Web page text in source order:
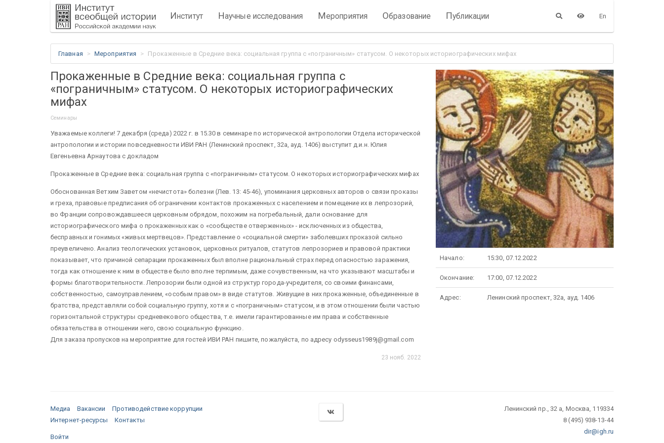
Институт Научные исследования Мероприятия Образование Публикации En
Главная Мероприятия Прокаженные в Средние века: социальная группа с «пограничным» статусом. О некоторых историографических мифах
Прокаженные в Средние века: социальная группа с
«пограничным» статусом. О некоторых историографических
мифах
Семинары
Уважаемые коллеги! 7 декабря (среда) 2022 г. в 15.30 в семинаре по исторической антропологии Отдела исторической
антропологии и истории повседневности ИВИ РАН (Ленинский проспект, 32а, ауд. 1406) выступит д.и.н. Юлия
Евгеньевна Арнаутова с докладом
Прокаженные в Средние века: социальная группа с «пограничным» статусом. О некоторых историографических мифах
Обоснованная Ветхим Заветом «нечистота» болезни (Лев. 13: 45-46), упоминания церковных авторов о связи проказы
и греха, правовые предписания об ограничении контактов прокаженных с населением и помещение их в лепрозорий,
во Франции сопровождавшееся церковным обрядом, похожим на погребальный, дали основание для
историографического мифа о прокаженных как о «сообществе отверженных» - исключенных из общества,
бесправных и гонимых «живых мертвецов». Представление о «социальной смерти» заболевших проказой сильно
преувеличено. Анализ теологических установок, церковных ритуалов, статутов лепрозориев и правовой практики
показывает, что причиной сепарации прокаженных был вполне рациональный страх перед опасностью заражения,
тогда как отношение к ним в обществе было вполне терпимым, даже сочувственным, на что указывают масштабы и
формы благотворительности. Лепрозории были одной из структур города-учредителя, со своими финансами,
собственностью, самоуправлением, «особым правом» в виде статутов. Живущие в них прокаженные, объединенные в
братства, представляли собой социальную группу, хотя и с «пограничным» статусом, и в этом отношении были частью
горизонтальной структуры средневекового общества, т.е. имели гарантированные им права и собственные
обязательства в отношении него, свою социальную функцию.
Для заказа пропусков на мероприятие для гостей ИВИ РАН пишите, пожалуйста, по адресу odysseus1989j@gmail.com
23 нояб. 2022
Начало: 15:30, 07.12.2022
Окончание: 17:00, 07.12.2022
Адрес: Ленинский проспект, 32а, ауд. 1406
Медиа Вакансии
Противодействие коррупции
Интернет-ресурсы
Контакты
Войти
Ленинский пр., 32 а, Москва, 119334
8 (495) 938-13-44
dir@igh.ru